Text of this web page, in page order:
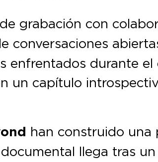
grabación con
conversaciones
enfrentados durante
un capítulo
han construido una
llega tras